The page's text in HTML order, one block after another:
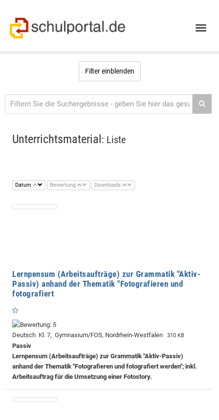
Toggle
Filter einblenden
Unterrichtsmaterial : Liste
Datum Bewertung Downloads
Lernpensum (Arbeitsaufträge) zur Grammatik "Aktiv-
Passiv) anhand der Thematik "Fotografieren und
fotografiert
Deutsch Kl. 7, Gymnasium/FOS, Nordrhein-Westfalen 310 KB
Passiv
Lernpensum (Arbeitsaufträge) zur Grammatik "Aktiv-Passiv)
anhand der Thematik "Fotografieren und fotografiert werden"; inkl.
Arbeitsauftrag für die Umsetzung einer Fotostory.